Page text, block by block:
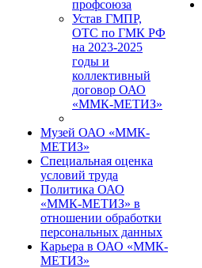
профсоюза
Устав ГМПР,
ОТС по ГМК РФ
на 2023-2025
годы и
коллективный
договор ОАО
«ММК-МЕТИЗ»
Музей ОАО «ММК-
МЕТИЗ»
Специальная оценка
условий труда
Политика ОАО
«ММК-МЕТИЗ» в
отношении обработки
персональных данных
Карьера в ОАО «ММК-
МЕТИЗ»